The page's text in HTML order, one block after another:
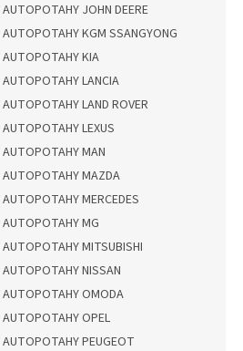
AUTOPOTAHY JOHN DEERE
AUTOPOTAHY KGM SSANGYONG
AUTOPOTAHY KIA
AUTOPOTAHY LANCIA
AUTOPOTAHY LAND ROVER
AUTOPOTAHY LEXUS
AUTOPOTAHY MAN
AUTOPOTAHY MAZDA
AUTOPOTAHY MERCEDES
AUTOPOTAHY MG
AUTOPOTAHY MITSUBISHI
AUTOPOTAHY NISSAN
AUTOPOTAHY OMODA
AUTOPOTAHY OPEL
AUTOPOTAHY PEUGEOT